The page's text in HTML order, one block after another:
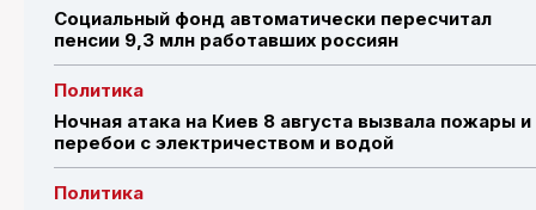
Социальный фонд автоматически пересчитал
пенсии 9,3 млн работавших россиян
Политика
Ночная атака на Киев 8 августа вызвала пожары и
перебои с электричеством и водой
Политика